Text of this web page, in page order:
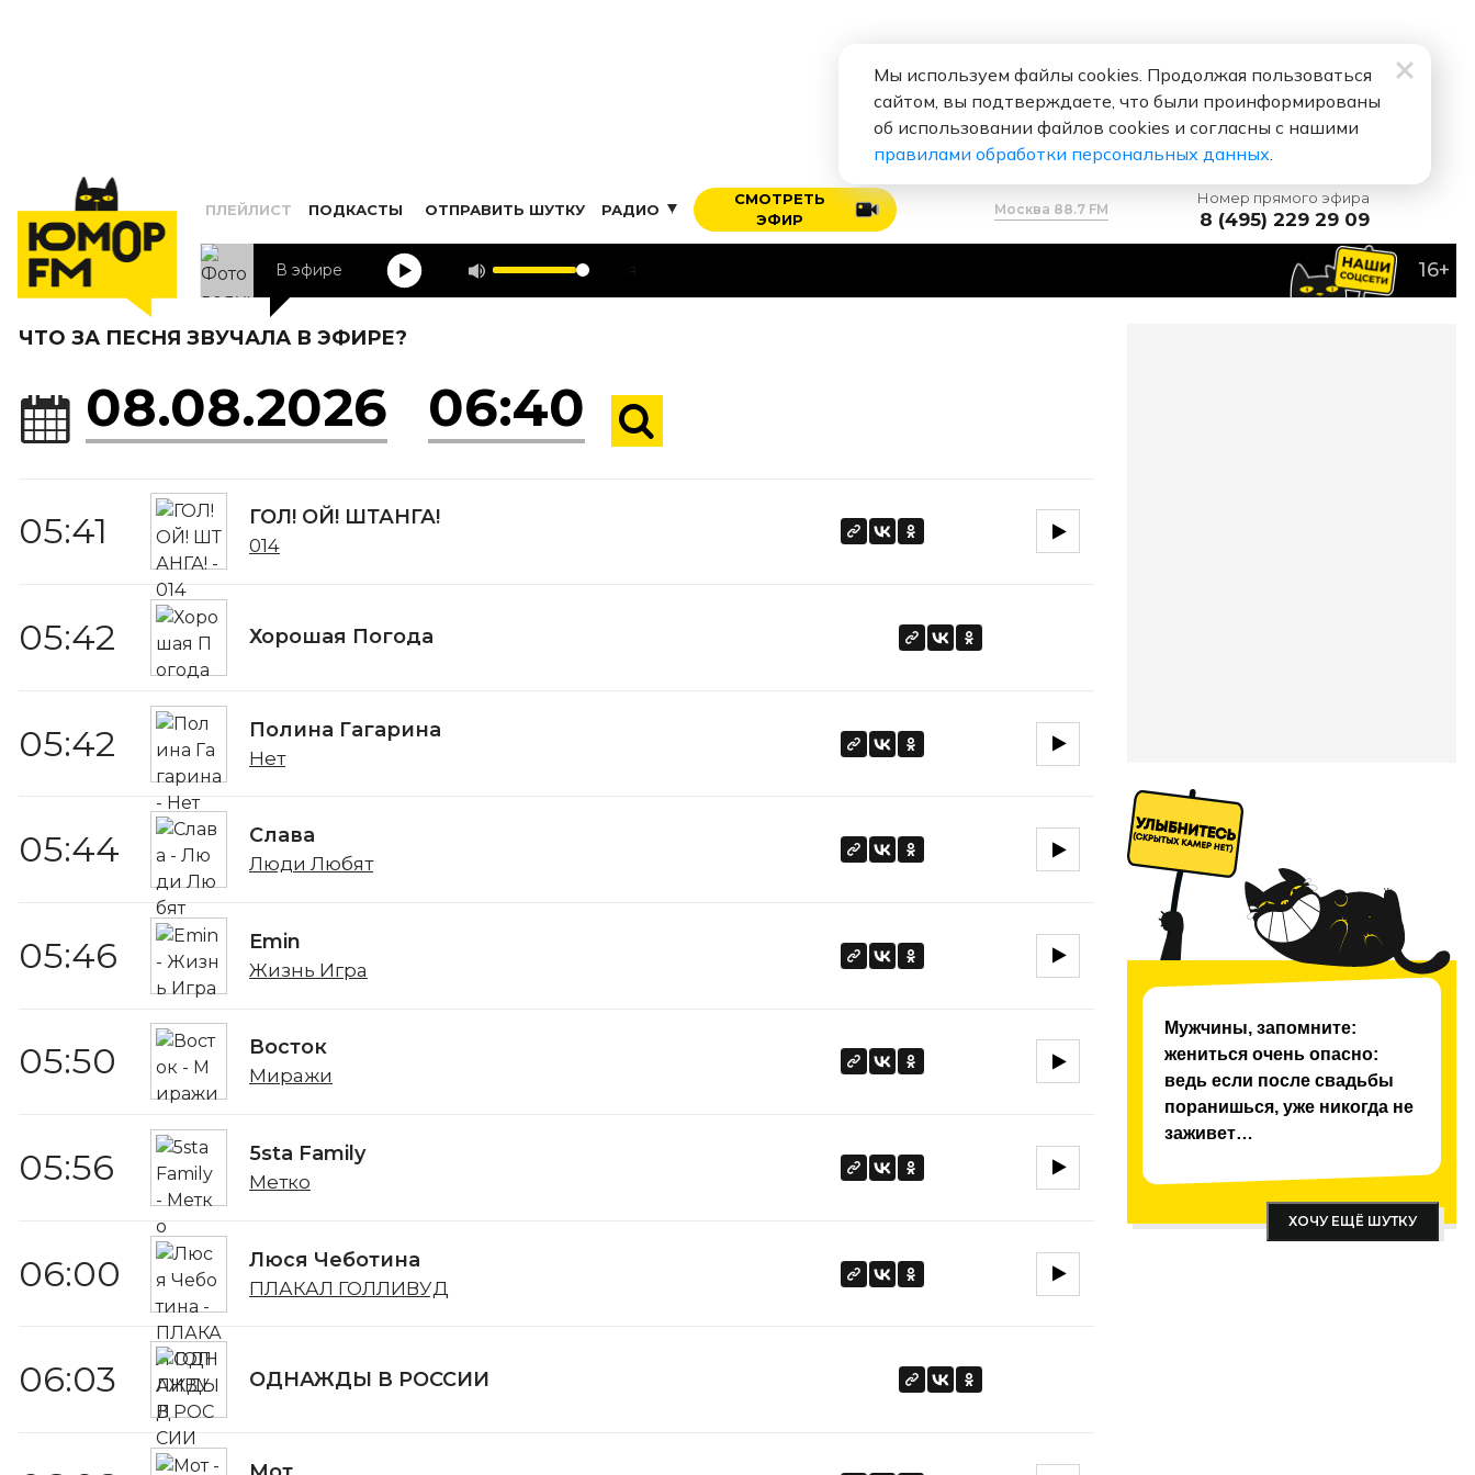
ПЛЕЙЛИСТ ПОДКАСТЫ ОТПРАВИТЬ ШУТКУ РАДИО
СМОТРЕТЬ
ЭФИР
Москва 88.7 FM
Номер прямого эфира
8 (495) 229 29 09
В эфире 16+
ЧТО ЗА ПЕСНЯ ЗВУЧАЛА В ЭФИРЕ?
05:41 ГОЛ! ОЙ! ШТАНГА!
014
05:42 Хорошая Погода
05:42 Полина Гагарина
Нет
05:44 Слава
Люди Любят
05:46 Emin
Жизнь Игра
05:50 Восток
Миражи
05:56 5sta Family
Метко
06:00 Люся Чеботина
ПЛАКАЛ ГОЛЛИВУД
06:03 ОДНАЖДЫ В РОССИИ
Мужчины, запомните:
жениться очень опасно:
ведь если после свадьбы
поранишься, уже никогда не
заживет…
ХОЧУ ЕЩЁ ШУТКУ
Мы используем файлы cookies. Продолжая пользоваться
сайтом, вы подтверждаете, что были проинформированы
об использовании файлов cookies и согласны с нашими
правилами обработки персональных данных.